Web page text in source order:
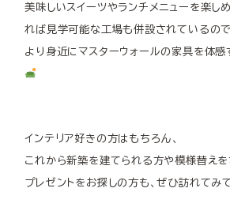
美味しいスイーツやランチメニューを楽し
れば見学可能な工場も併設されているので
より身近にマスターウォールの家具を体
インテリア好きの方はもちろん、
これから新築を建てられる方や模様替えを
プレゼントをお探しの方も、ぜひ訪れてみ